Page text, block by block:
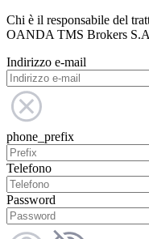
Chi è il responsabile del
OANDA TMS Brokers
Indirizzo e-mail
phone_prefix
Telefono
Password